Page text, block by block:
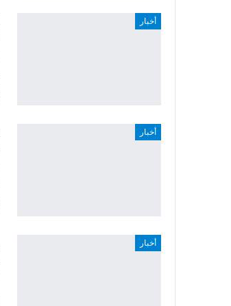
أخبار
أخبار
أخبار